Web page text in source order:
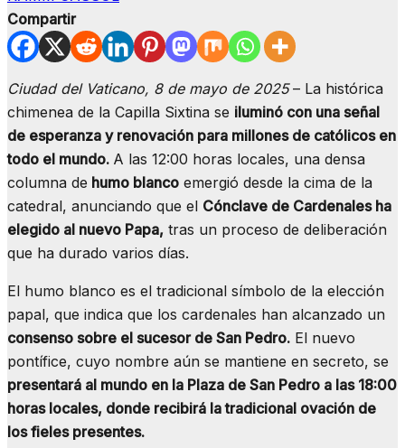
Compartir
Ciudad del Vaticano, 8 de mayo de 2025– La histórica
chimenea de la Capilla Sixtina se iluminó con una señal
de esperanza y renovación para millones de católicos en
todo el mundo. A las 12:00 horas locales, una densa
columna de humo blanco emergió desde la cima de la
catedral, anunciando que el Cónclave de Cardenales ha
elegido al nuevo Papa, tras un proceso de deliberación
que ha durado varios días.
El humo blanco es el tradicional símbolo de la elección
papal, que indica que los cardenales han alcanzado un
consenso sobre el sucesor de San Pedro. El nuevo
pontífice, cuyo nombre aún se mantiene en secreto, se
presentará al mundo en la Plaza de San Pedro a las 18:00
horas locales, donde recibirá la tradicional ovación de
los fieles presentes.